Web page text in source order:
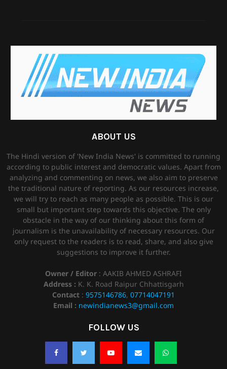
ABOUT US
The Hindi version of 'New India News' is committed to running
according to public interest and democratic values. Apart from
analyzing and commenting on news, we also aim to preserve
the traditional nature of reporting. As our resources increase,
we will try to reach as many people as possible. This is our
small but important step towards this objective. The only
obstacle in the way of our thinking about this form of
journalism is the unavailability of necessary resources. Our
only request to the readers is to read, share, and also give
suggestions to improve it further.
Owner / Editor : AAKIB AHMED ASHRAFI
Address : K. K. Road Raipur Chhattisgarh
Contact : 9575146786, 07714047191
Email : newindianews3@gmail.com
FOLLOW US